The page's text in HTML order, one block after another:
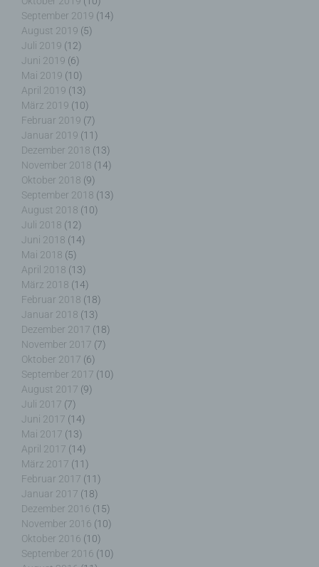
September 2019 (14)
August 2019 (5)
Juli 2019 (12)
Juni 2019 (6)
Mai 2019 (10)
April 2019 (13)
März 2019 (10)
Februar 2019 (7)
Januar 2019 (11)
Dezember 2018 (13)
November 2018 (14)
Oktober 2018 (9)
September 2018 (13)
August 2018 (10)
Juli 2018 (12)
Juni 2018 (14)
Mai 2018 (5)
April 2018 (13)
März 2018 (14)
Februar 2018 (18)
Januar 2018 (13)
Dezember 2017 (18)
November 2017 (7)
Oktober 2017 (6)
September 2017 (10)
August 2017 (9)
Juli 2017 (7)
Juni 2017 (14)
Mai 2017 (13)
April 2017 (14)
März 2017 (11)
Februar 2017 (11)
Januar 2017 (18)
Dezember 2016 (15)
November 2016 (10)
Oktober 2016 (10)
September 2016 (10)
f) Pseudonymisierung
Pseudonymisierung ist die Verarbeitung
personenbezogener Daten in einer Weise, auf
welche die personenbezogenen Daten ohne
Hinzuziehung zusätzlicher Informationen nicht
mehr einer spezifischen betroffenen Person
zugeordnet werden können, sofern diese
zusätzlichen Informationen gesondert aufbewahrt
werden und technischen und organisatorischen
Maßnahmen unterliegen, die gewährleisten, dass
die personenbezogenen Daten nicht einer
identifizierten oder identifizierbaren natürlichen
Person zugewiesen werden.
g) Verantwortlicher oder für die Verarbeitung
Verantwortlicher
Verantwortlicher oder für die Verarbeitung
Verantwortlicher ist die natürliche oder juristische
Person, Behörde, Einrichtung oder andere Stelle,
die allein oder gemeinsam mit anderen über die
Zwecke und Mittel der Verarbeitung von
personenbezogenen Daten entscheidet. Sind die
Zwecke und Mittel dieser Verarbeitung durch das
Unionsrecht oder das Recht der Mitgliedstaaten
vorgegeben, so kann der Verantwortliche
beziehungsweise können die bestimmten Kriterien
seiner Benennung nach dem Unionsrecht oder
dem Recht der Mitgliedstaaten vorgesehen
werden.